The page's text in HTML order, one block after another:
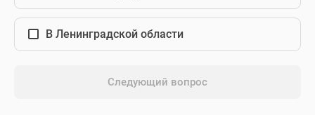
В Ленинградской области
Следующий вопрос